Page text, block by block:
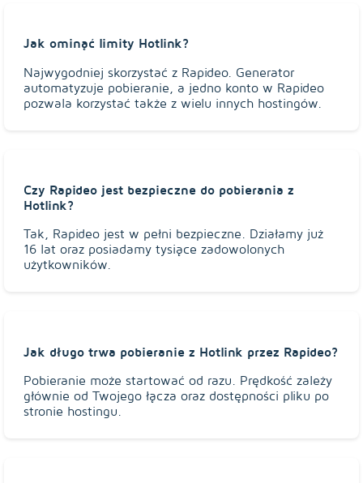
Jak ominąć limity Hotlink?
Najwygodniej skorzystać z Rapideo. Generator
automatyzuje pobieranie, a jedno konto w Rapideo
pozwala korzystać także z wielu innych hostingów.
Czy Rapideo jest bezpieczne do pobierania z
Hotlink?
Tak, Rapideo jest w pełni bezpieczne. Działamy już
16 lat oraz posiadamy tysiące zadowolonych
użytkowników.
Jak długo trwa pobieranie z Hotlink przez Rapideo?
Pobieranie może startować od razu. Prędkość zależy
głównie od Twojego łącza oraz dostępności pliku po
stronie hostingu.